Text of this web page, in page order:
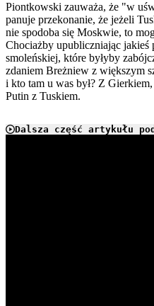
Piontkowski zauważa, że "w
panuje przekonanie, że jeżeli
nie spodoba się Moskwie, to
Chociażby upubliczniając jakieś
smoleńskiej, które byłyby
zdaniem Breżniew z większym
i kto tam u was był? Z
Putin z Tuskiem.
Dalsza część artykułu